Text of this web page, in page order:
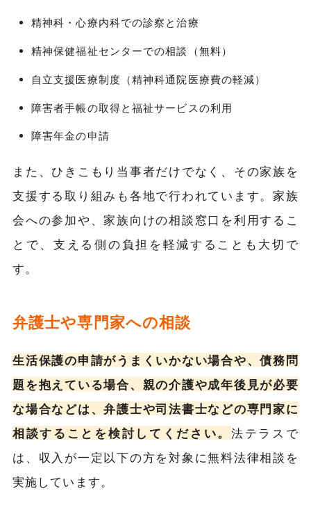
精神科・心療内科での診察と治療
精神保健福祉センターでの相談（無料）
自立支援医療制度（精神科通院医療費の軽減）
障害者手帳の取得と福祉サービスの利用
障害年金の申請
また、ひきこもり当事者だけでなく、その家族を
支援する取り組みも各地で行われています。家族
会への参加や、家族向けの相談窓口を利用するこ
とで、支える側の負担を軽減することも大切で
す。
弁護士や専門家への相談
生活保護の申請がうまくいかない場合や、債務問
題を抱えている場合、親の介護や成年後見が必要
な場合などは、弁護士や司法書士などの専門家に
相談することを検討してください。法テラスで
は、収入が一定以下の方を対象に無料法律相談を
実施しています。